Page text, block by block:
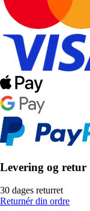
Levering og retur
30 dages returret
Returnér din ordre